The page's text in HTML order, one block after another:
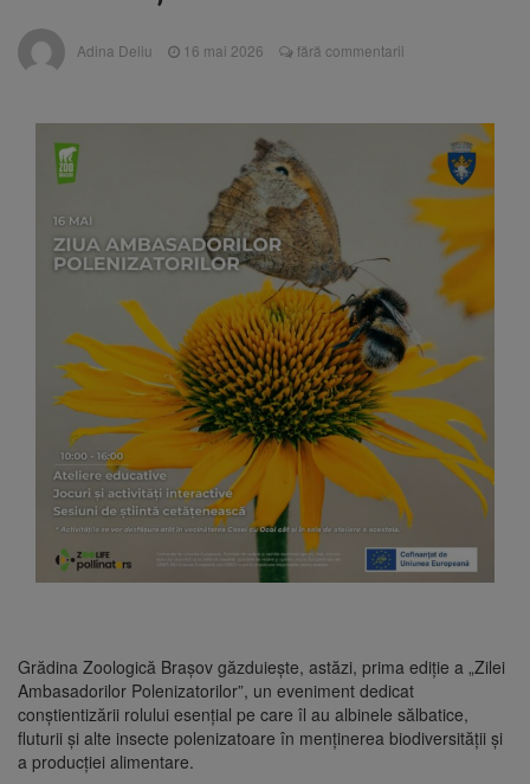
Nivelul Dunării a început să crească
8 august 2026
Iluminat cere reducerea luminii pe timpul
– Poiana Brașov după un accident. Două
persoane primesc îngrijiri medicale
8 august 2026
Se schimbă examenul de
medic specialist. Subiecte unice în toată țara,
aceeași oră și același barem
Adina Deliu 16 mai 2026 fără commentarii
Grădina Zoologică Brașov găzduiește, astăzi, prima ediție a „Zilei
Ambasadorilor Polenizatorilor”, un eveniment dedicat
conștientizării rolului esențial pe care îl au albinele sălbatice,
fluturii și alte insecte polenizatoare în menținerea biodiversității și
a producției alimentare.